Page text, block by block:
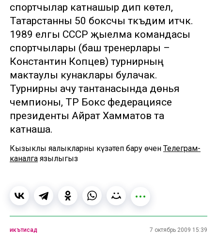
спортчылар катнашыр дип көтелә,
Татарстанны 50 боксчы тәкъдим итәчәк.
1989 елгы СССР җыелма командасы
спортчылары (баш тренерлары –
Константин Копцев) турнирның
мактаулы кунаклары булачак.
Турнирны ачу тантанасында дөнья
чемпионы, ТР Бокс федерациясе
президенты Айрат Хамматов та
катнаша.
Кызыклы яңалыкларны күзәтеп бару өчен Телеграм-
каналга язылыгыз
икътисад 7 октябрь 2009 15:39